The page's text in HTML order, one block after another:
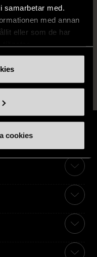
samarbetar med.
med annan
eller som de har
cookies
kr.